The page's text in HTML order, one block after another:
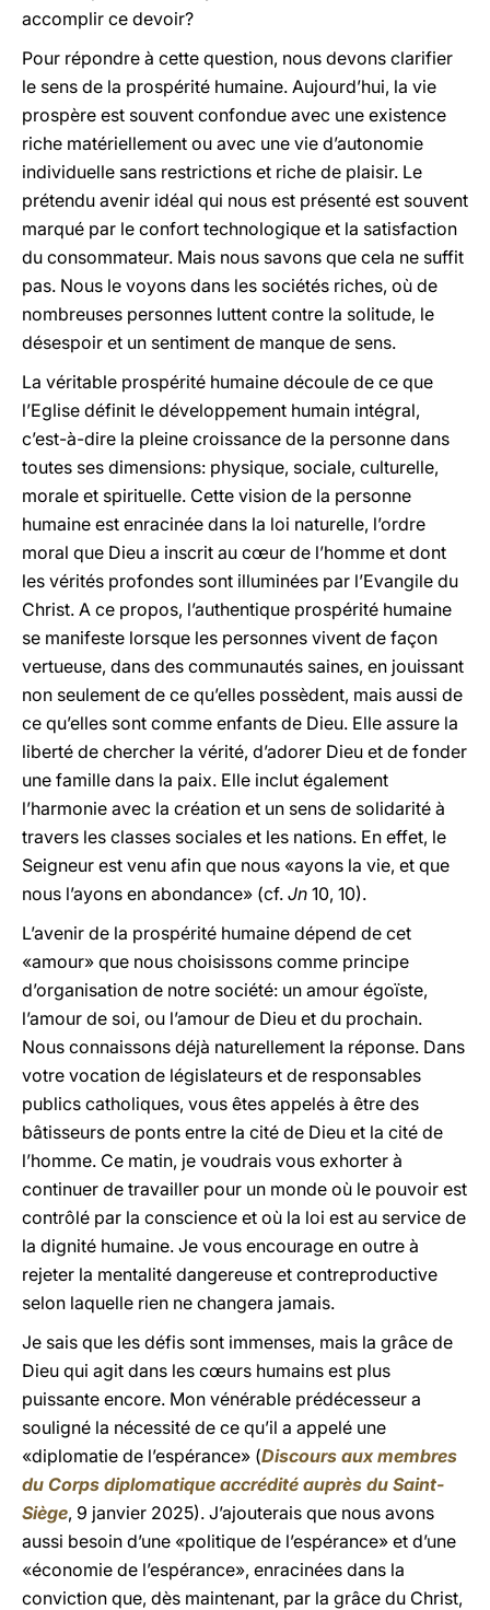
accomplir ce devoir?
Pour répondre à cette question, nous devons clarifier
le sens de la prospérité humaine. Aujourd’hui, la vie
prospère est souvent confondue avec une existence
riche matériellement ou avec une vie d’autonomie
individuelle sans restrictions et riche de plaisir. Le
prétendu avenir idéal qui nous est présenté est souvent
marqué par le confort technologique et la satisfaction
du consommateur. Mais nous savons que cela ne suffit
pas. Nous le voyons dans les sociétés riches, où de
nombreuses personnes luttent contre la solitude, le
désespoir et un sentiment de manque de sens.
La véritable prospérité humaine découle de ce que
l’Eglise définit le développement humain intégral,
c’est-à-dire la pleine croissance de la personne dans
toutes ses dimensions: physique, sociale, culturelle,
morale et spirituelle. Cette vision de la personne
humaine est enracinée dans la loi naturelle, l’ordre
moral que Dieu a inscrit au cœur de l’homme et dont
les vérités profondes sont illuminées par l’Evangile du
Christ. A ce propos, l’authentique prospérité humaine
se manifeste lorsque les personnes vivent de façon
vertueuse, dans des communautés saines, en jouissant
non seulement de ce qu’elles possèdent, mais aussi de
ce qu’elles sont comme enfants de Dieu. Elle assure la
liberté de chercher la vérité, d’adorer Dieu et de fonder
une famille dans la paix. Elle inclut également
l’harmonie avec la création et un sens de solidarité à
travers les classes sociales et les nations. En effet, le
Seigneur est venu afin que nous «ayons la vie, et que
nous l’ayons en abondance» (cf. Jn 10, 10).
L’avenir de la prospérité humaine dépend de cet
«amour» que nous choisissons comme principe
d’organisation de notre société: un amour égoïste,
l’amour de soi, ou l’amour de Dieu et du prochain.
Nous connaissons déjà naturellement la réponse. Dans
votre vocation de législateurs et de responsables
publics catholiques, vous êtes appelés à être des
bâtisseurs de ponts entre la cité de Dieu et la cité de
l’homme. Ce matin, je voudrais vous exhorter à
continuer de travailler pour un monde où le pouvoir est
contrôlé par la conscience et où la loi est au service de
la dignité humaine. Je vous encourage en outre à
rejeter la mentalité dangereuse et contreproductive
selon laquelle rien ne changera jamais.
Je sais que les défis sont immenses, mais la grâce de
Dieu qui agit dans les cœurs humains est plus
puissante encore. Mon vénérable prédécesseur a
souligné la nécessité de ce qu’il a appelé une
«diplomatie de l’espérance» (Discours aux membres
du Corps diplomatique accrédité auprès du Saint-
Siège, 9 janvier 2025). J’ajouterais que nous avons
aussi besoin d’une «politique de l’espérance» et d’une
«économie de l’espérance», enracinées dans la
conviction que, dès maintenant, par la grâce du Christ,